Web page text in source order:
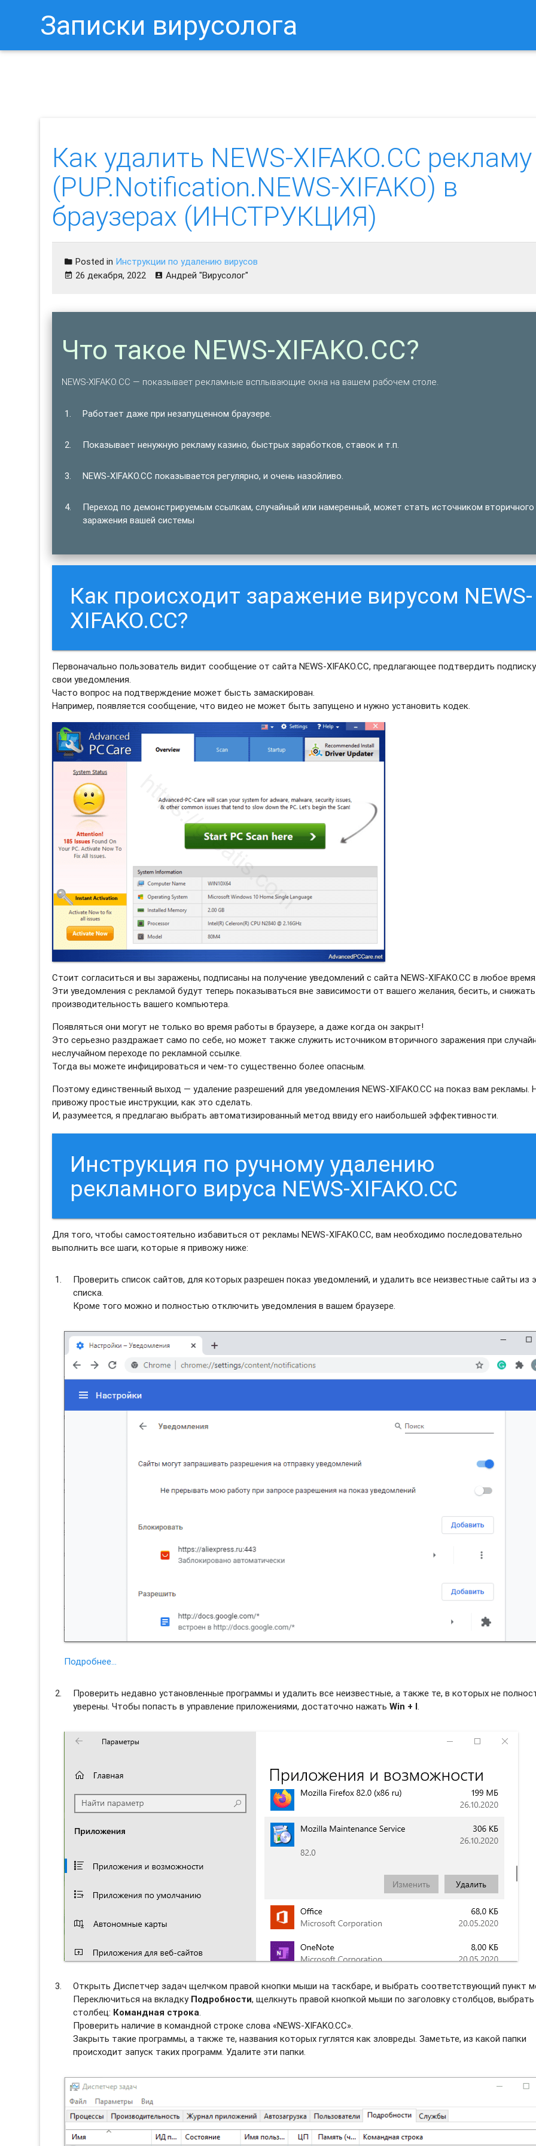
Записки вирусолога
Как удалить NEWS-XIFAKO.CC рекламу
(PUP.Notification.NEWS-XIFAKO) в
браузерах (ИНСТРУКЦИЯ)
Posted in Инструкции по удалению вирусов
26 декабря, 2022
Андрей "Вирусолог"
Что такое NEWS-XIFAKO.CC?
NEWS-XIFAKO.CC — показывает рекламные всплывающие окна на вашем рабочем столе.
Работает даже при незапущенном браузере.
Показывает ненужную рекламу казино, быстрых заработков, ставок и т.п.
NEWS-XIFAKO.CC показывается регулярно, и очень назойливо.
Переход по демонстрируемым ссылкам, случайный или намеренный, может стать источником вторичного
заражения вашей системы
Как происходит заражение вирусом NEWS-
XIFAKO.CC?
Первоначально пользователь видит сообщение от сайта NEWS-XIFAKO.CC, предлагающее подтвердить
свои уведомления.
Часто вопрос на подтверждение может бысть замаскирован.
Например, появляется сообщение, что видео не может быть запущено и нужно установить кодек.
Стоит согласиться и вы заражены, подписаны на получение уведомлений с сайта NEWS-XIFAKO.CC в любое
Эти уведомления с рекламой будут теперь показываться вне зависимости от вашего желания, бесить, и снижать
производительность вашего компьютера.
Появляться они могут не только во время работы в браузере, а даже когда он закрыт!
Это серьезно раздражает само по себе, но может также служить источником вторичного заражения при
неслучайном переходе по рекламной ссылке.
Тогда вы можете инфицироваться и чем-то существенно более опасным.
Поэтому единственный выход — удаление разрешений для уведомления NEWS-XIFAKO.CC на показ вам рекламы.
привожу простые инструкции, как это сделать.
И, разумеется, я предлагаю выбрать автоматизированный метод ввиду его наибольшей эффективности.
Инструкция по ручному удалению
рекламного вируса NEWS-XIFAKO.CC
Для того, чтобы самостоятельно избавиться от рекламы NEWS-XIFAKO.CC, вам необходимо последовательно
выполнить все шаги, которые я привожу ниже:
Проверить список сайтов, для которых разрешен показ уведомлений, и удалить все неизвестные сайты из
списка.
Кроме того можно и полностью отключить уведомления в вашем браузере.
Подробнее…
Проверить недавно установленные программы и удалить все неизвестные, а также те, в которых не
уверены. Чтобы попасть в управление приложениями, достаточно нажатьWin + I
Открыть Диспетчер задач щелчком правой кнопки мыши на таскбаре, и выбрать соотвeтствующий пункт
Переключиться на вкладку Подробности, щелкнуть правой кнопкой мыши по заголовку столбцов, выбрать
столбец: Командная строка
Проверить наличие в командной строке слова «NEWS-XIFAKO.CC».
Закрыть такие программы, а также те, названия которых гуглятся как зловреды. Заметьте, из какой папки
происходит запуск таких программ. Удалите эти папки.